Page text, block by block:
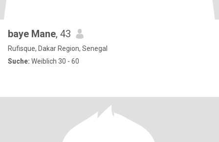
baye Mane, 43
Rufisque, Dakar Region, Senegal
Suche: Weiblich 30 - 60